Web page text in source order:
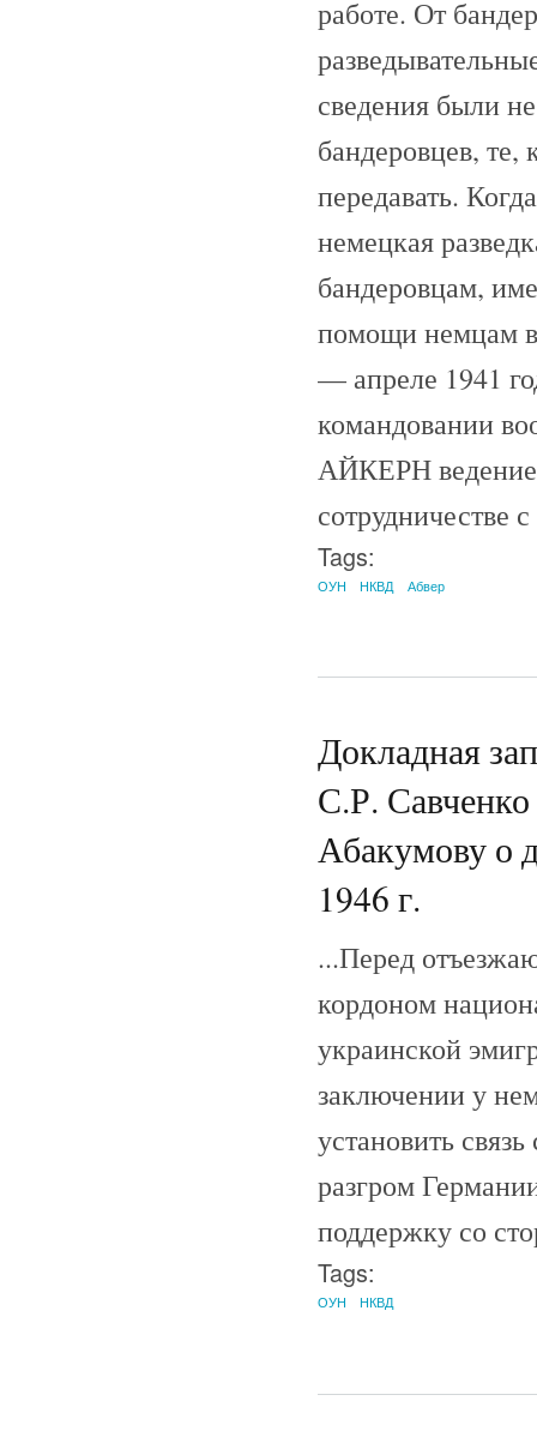
работе. От
сведения были
бандеровцев,
передавать.
немецкая
бандеровцам,
помощи немцам в
— апреле 1941
командовании
АЙКЕРН
сотрудничестве
Tags:
ОУН НКВД Абвер
Докладная
С.Р.
Абакумову о
1946 г.
...Перед
кордоном
украинской
заключении у
установить
разгром
поддержку со
Tags:
ОУН НКВД